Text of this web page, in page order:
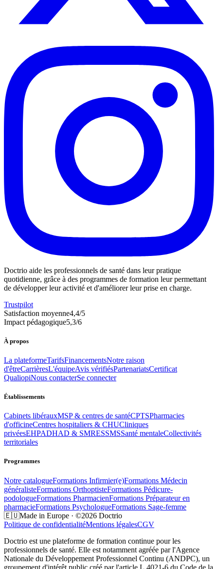
Doctrio aide les professionnels de santé dans leur pratique
quotidienne, grâce à des programmes de formation leur permettant
de développer leur activité et d'améliorer leur prise en charge.
Trustpilot
Satisfaction moyenne4,4/5
Impact pédagogique5,3/6
À propos
La plateformeTarifsFinancementsNotre raison
d'êtreCarrièresL'équipeAvis vérifiésPartenariatsCertificat
QualiopiNous contacterSe connecter
Établissements
Cabinets libérauxMSP & centres de santéCPTSPharmacies
d'officineCentres hospitaliers & CHUCliniques
privéesEHPADHAD & SMRESSMSSanté mentaleCollectivités
territoriales
Programmes
Notre catalogueFormations Infirmier(e)Formations Médecin
généralisteFormations OrthoptisteFormations Pédicure-
podologueFormations PharmacienFormations Préparateur en
pharmacieFormations PsychologueFormations Sage-femme
🇪🇺Made in Europe · ©2026 Doctrio
Politique de confidentialitéMentions légalesCGV
Doctrio est une plateforme de formation continue pour les
professionnels de santé. Elle est notamment agréée par l'Agence
Nationale du Développement Professionnel Continu (ANDPC), un
groupement d'intérêt public créé par l'article L.4021-6 du Code de la